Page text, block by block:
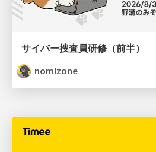
サイバー捜査員研修（前半）
nomizone